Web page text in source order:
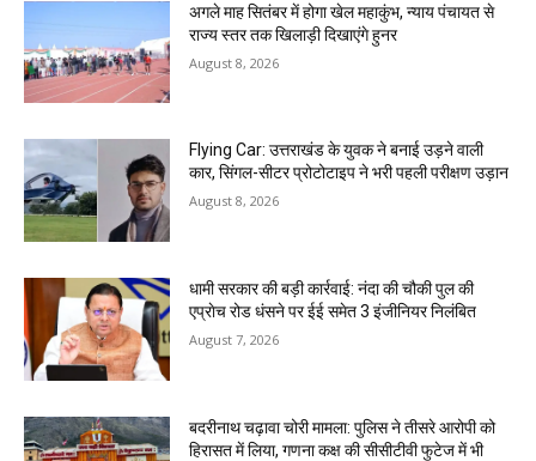
अगले माह सितंबर में होगा खेल महाकुंभ, न्याय पंचायत से
राज्य स्तर तक खिलाड़ी दिखाएंगे हुनर
August 8, 2026
Flying Car: उत्तराखंड के युवक ने बनाई उड़ने वाली
कार, सिंगल-सीटर प्रोटोटाइप ने भरी पहली परीक्षण उड़ान
August 8, 2026
धामी सरकार की बड़ी कार्रवाई: नंदा की चौकी पुल की
एप्राेच रोड धंसने पर ईई समेत 3 इंजीनियर निलंबित
August 7, 2026
बदरीनाथ चढ़ावा चोरी मामला: पुलिस ने तीसरे आरोपी को
हिरासत में लिया, गणना कक्ष की सीसीटीवी फुटेज में भी